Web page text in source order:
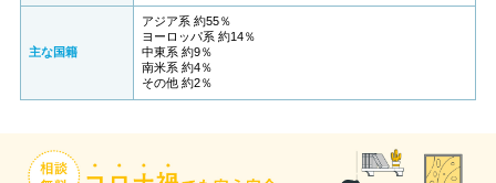
主な国籍
アジア系 約55％
ヨーロッパ系 約14％
中東系 約9％
南米系 約4％
その他 約2％